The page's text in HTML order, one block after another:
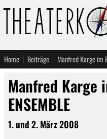
Home Beiträge
Manfred Karge
ENSEMBLE
1. und 2. März 2008